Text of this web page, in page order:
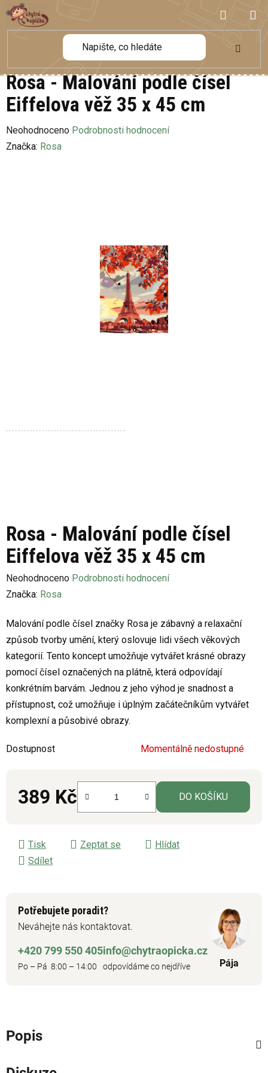
Přejít
na
obsah
KOŠÍK
Rosa - Malování podle čísel
Eiffelova věž 35 x 45 cm
Průměrné
hodnocení
je
0,0
z
5
hvězdiček.
Neohodnoceno Podrobnosti hodnocení
Značka: Rosa
Malování podle čísel značky Rosa je zábavný a relaxační
způsob tvorby umění, který oslovuje lidi všech věkových
kategorií. Tento koncept umožňuje vytvářet krásné obrazy
pomocí čísel označených na plátně, která odpovídají
konkrétním barvám. Jednou z jeho výhod je snadnost a
přístupnost, což umožňuje i úplným začátečníkům vytvářet
komplexní a působivé obrazy.
Dostupnost Momentálně nedostupné
389 Kč DO KOŠÍKU
Tisk Zeptat se
Hlídat
Sdílet
Potřebujete poradit?
Neváhejte nás kontaktovat.
+420 799 550 405
Po – Pá 8:00 – 14:00
info@chytraopicka.cz
odpovídáme co nejdříve Pája
Rosa - Malování podle čísel
Eiffelova věž 35 x 45 cm
Průměrné
hodnocení
Neohodnoceno Podrobnosti hodnocení
Značka: Rosa
Popis